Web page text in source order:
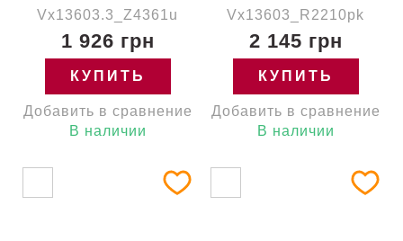
Vx13603.3_Z4361u
1 926 грн
КУПИТЬ
Добавить в сравнение
В наличии
Vx13603_R2210pk
2 145 грн
КУПИТЬ
Добавить в сравнение
В наличии